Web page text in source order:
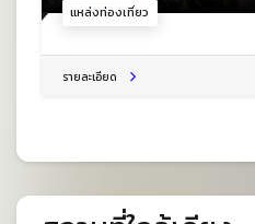
แหล่งท่องเที่ยว
รายละเอียด